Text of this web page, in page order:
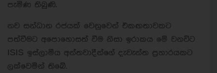
පැමිණ තිබුණි.
නව සන්ධාන රජයක් වෙනුවෙන් එකඟතාවකට
පත්වීමට අපොහොසත් වීම නිසා ඉරාකය මේ වනවිට
ISIS ඉස්ලාමීය අන්තවාදීන්ගේ දැවැන්ත ප්‍රහාරයකට
ලක්වෙමින් තිබේ.